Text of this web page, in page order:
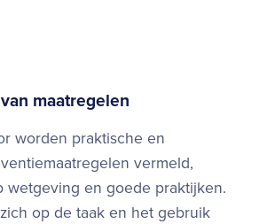
maatregelen
worden praktische en
vermeld,
wetgeving en goede praktijken.
op de taak en het gebruik